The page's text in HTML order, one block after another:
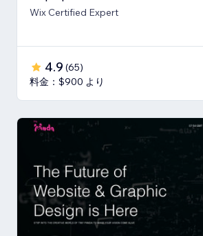
Wix Certified Expert
4.9 (65)
料金：$900 より